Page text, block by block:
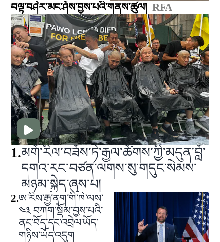
བལྟ་བཤེར་མང་ཤོས་བྱས་པའི་གནས་ཚུལ། RFA
1.མགོ་རིལ་བཟོས་ཏེ་རྒྱལ་ཚོགས་ཀྱི་མདུན་བློ་
དགའ་རང་བཙན་ལགས་སུ་གདུང་སེམས་
མཉམ་སྐྱེད་ཞུས་པ།
2.ཨ་རིས་རྒྱ་ནག་གི་ཁེ་ལས་
༤༣ བཀག་སྡོམ་བྱས་པའི་
ནང་བོད་དང་འབྲེལ་ཡོད་
གཉིས་ཡོད་འདུག